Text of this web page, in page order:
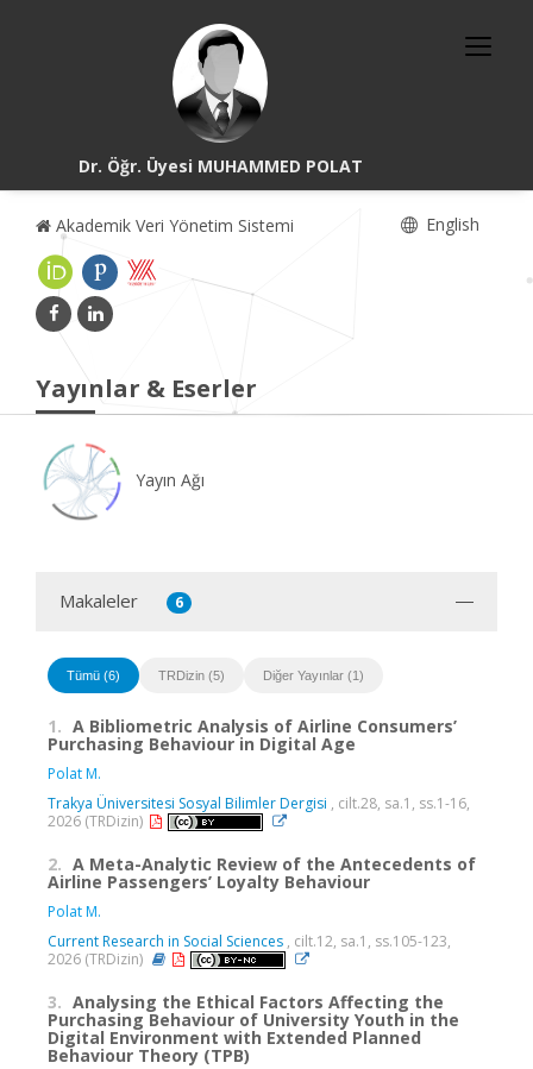
Dr. Öğr. Üyesi MUHAMMED POLAT
Akademik Veri Yönetim Sistemi English
Yayınlar & Eserler
Yayın Ağı
Makaleler 6
Tümü (6) TRDizin (5) Diğer Yayınlar (1)
1. A Bibliometric Analysis of Airline Consumers’
Purchasing Behaviour in Digital Age
Polat M.
Trakya Üniversitesi Sosyal Bilimler Dergisi , cilt.28, sa.1, ss.1-16,
2026 (TRDizin)
2. A Meta-Analytic Review of the Antecedents of
Airline Passengers’ Loyalty Behaviour
Polat M.
Current Research in Social Sciences , cilt.12, sa.1, ss.105-123,
2026 (TRDizin)
3. Analysing the Ethical Factors Affecting the
Purchasing Behaviour of University Youth in the
Digital Environment with Extended Planned
Behaviour Theory (TPB)